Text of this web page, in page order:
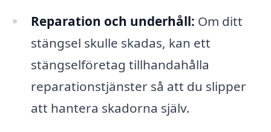
Reparation och underhåll: Om ditt
stängsel skulle skadas, kan ett
stängselföretag tillhandahålla
reparationstjänster så att du slipper
att hantera skadorna själv.